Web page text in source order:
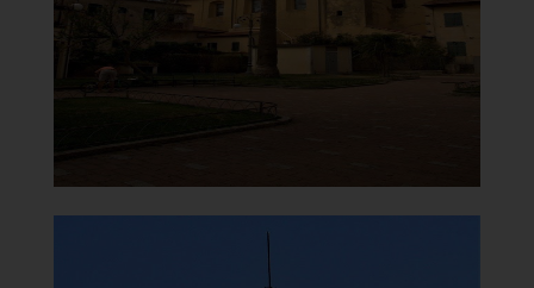
Clicca per ingrandire
Chiesa della Vergine del